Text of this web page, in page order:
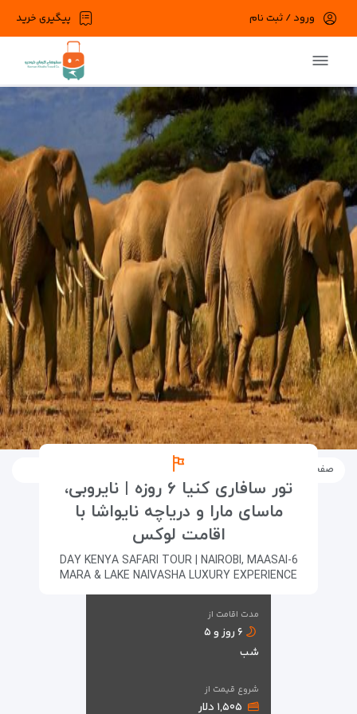
پیگیری خرید ورود / ثبت نام
در حال حاضر ارتباط با سرور قطع می باشد
صفحه اصلی تورهای خارجی
تور سافاری کنیا ۶ روزه | نایروبی،
ماسای مارا و دریاچه نایواشا با
اقامت لوکس
6-DAY KENYA SAFARI TOUR | NAIROBI, MAASAI
MARA & LAKE NAIVASHA LUXURY EXPERIENCE
مدت اقامت از
۶ روز و ۵
شب
شروع قیمت از
۱,۵۰۵ دلار